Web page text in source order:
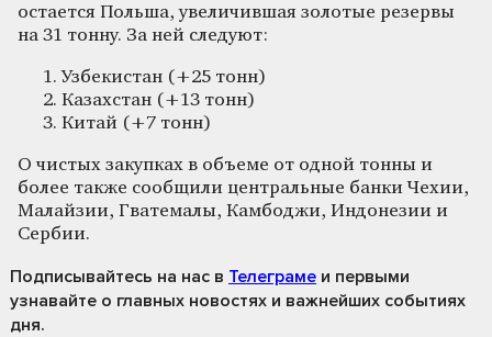
остается Польша, увеличившая золотые резервы
на 31 тонну. За ней следуют:
Узбекистан (+25 тонн)
Казахстан (+13 тонн)
Китай (+7 тонн)
О чистых закупках в объеме от одной тонны и
более также сообщили центральные банки Чехии,
Малайзии, Гватемалы, Камбоджи, Индонезии и
Сербии.
Подписывайтесь на нас в Телеграме и первыми
узнавайте о главных новостях и важнейших событиях
дня.